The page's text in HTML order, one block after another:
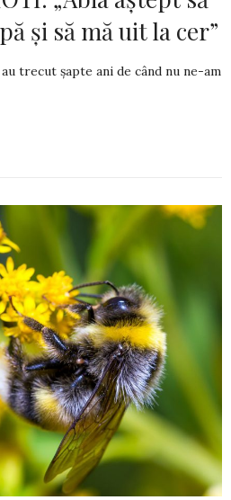
și să mă uit la cer”
trecut şapte ani de când nu ne-am